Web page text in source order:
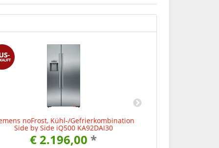
noFrost, Kühl-/Gefrierkombination
Side by Side iQ500 KA92DAI30
€ 2.196,00 *